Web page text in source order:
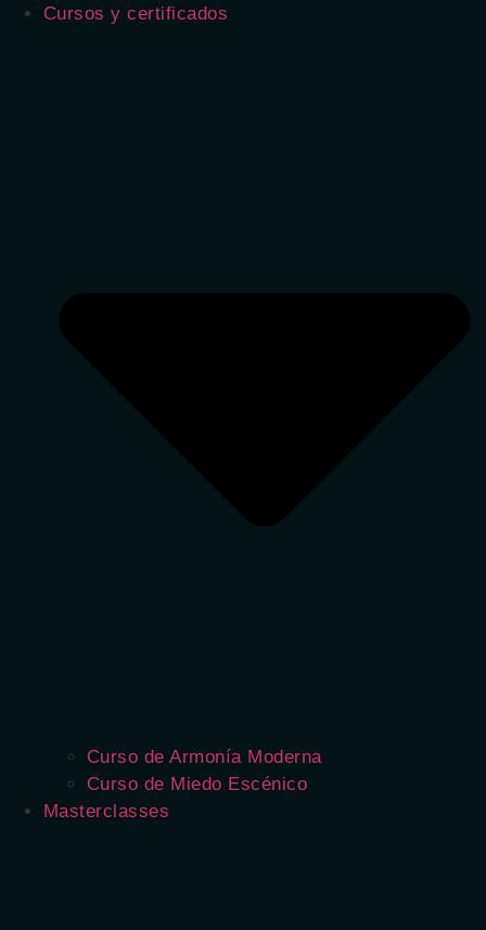
Cursos y certificados
Curso de Armonía Moderna
Curso de Miedo Escénico
Masterclasses